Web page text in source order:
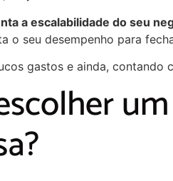
a escalabilidade do seu
o seu desempenho para
gastos e ainda, contando